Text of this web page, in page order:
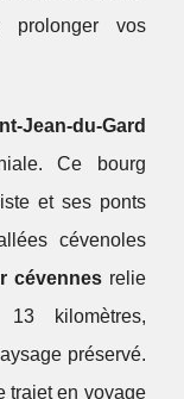
prolonger vos
Jean-du-Gard
Ce bourg
et ses ponts
cévenoles
cévennesrelie
kilomètres,
préservé.
trajet en voyage